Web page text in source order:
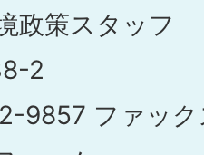
政策スタッフ
2
9857 ファッ